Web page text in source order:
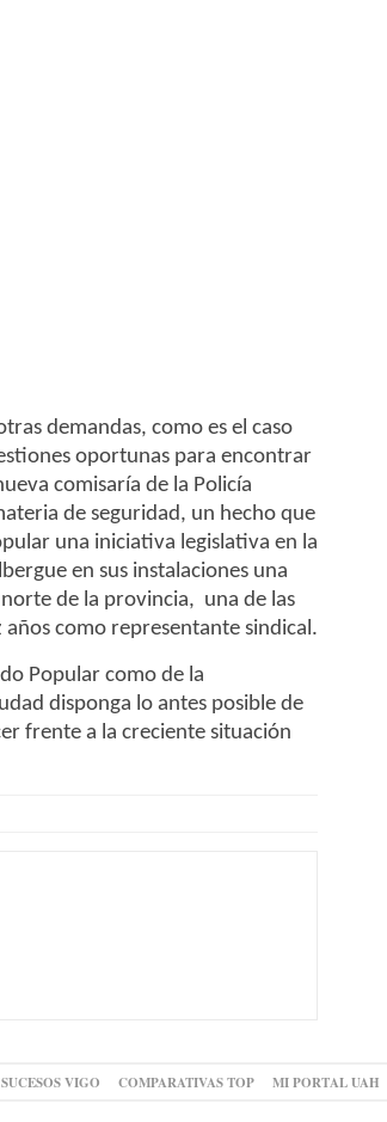
demandas, como es el caso
oportunas para encontrar
comisaría de la Policía
de seguridad, un hecho que
una iniciativa legislativa en la
en sus instalaciones una
de la provincia, una de las
como representante sindical.
Popular como de la
disponga lo antes posible de
frente a la creciente situación
SUCESOS VIGO COMPARATIVAS TOP MI PORTAL UAH